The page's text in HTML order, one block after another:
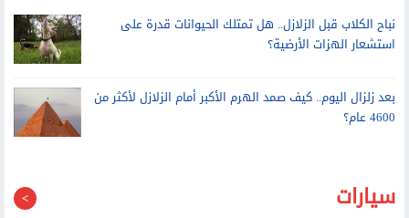
نباح الكلاب قبل الزلازل.. هل تمتلك الحيوانات قدرة على
استشعار الهزات الأرضية؟
بعد زلزال اليوم.. كيف صمد الهرم الأكبر أمام الزلازل لأكثر من
4600 عام؟
سيارات